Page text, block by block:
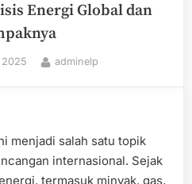
Energi Global dan
2025 By
adminelp
menjadi salah satu topik
internasional. Sejak
termasuk minyak, gas,